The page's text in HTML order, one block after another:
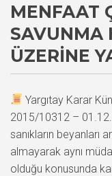
MENFAAT
SAVUNMA
ÜZERINE
Yargıtay Karar
2015/10312 –
sanıkların beyanları
almayarak aynı
olduğu konusunda